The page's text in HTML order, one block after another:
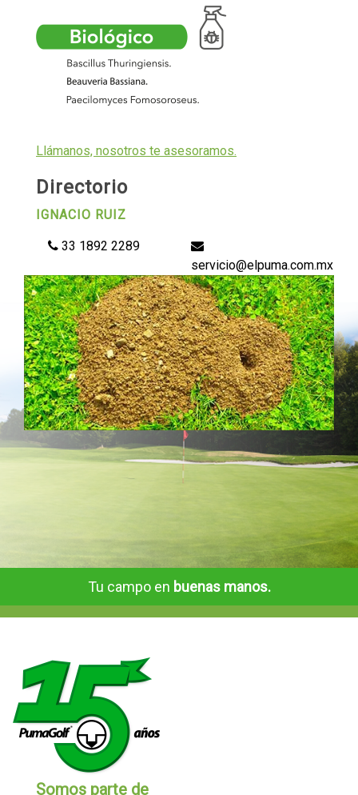
Llámanos, nosotros te asesoramos.
Directorio
IGNACIO RUIZ
33 1892 2289
servicio@elpuma.com.mx
Tu campo en buenas manos.
Somos parte de